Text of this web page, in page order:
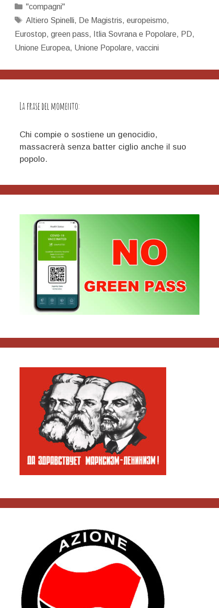
politica?
Parliamone.
Categorie
"compagni"
Tag
Altiero Spinelli, De Magistris, europeismo,
Eurostop, green pass, Itlia Sovrana e Popolare, PD,
Unione Europea, Unione Popolare, vaccini
La frase del momento:
Chi compie o sostiene un genocidio,
massacrerà senza batter ciglio anche il suo
popolo.